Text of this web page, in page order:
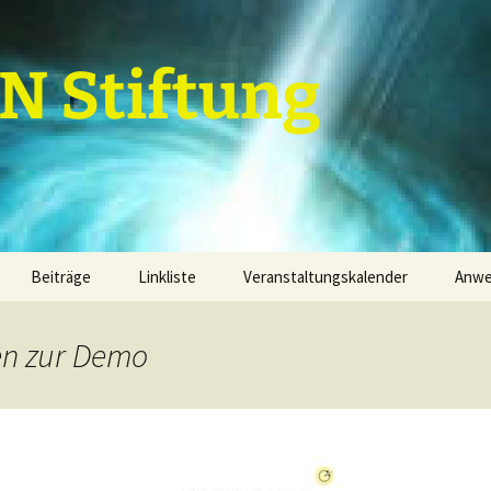
Stiftung
3. Grundannahmenebene
Beiträge Linkliste Veranstaltungskalender
zur Demo